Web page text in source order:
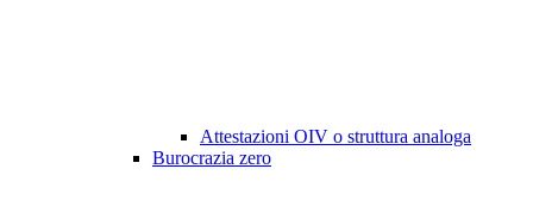
Attestazioni OIV o struttura analoga
Burocrazia zero